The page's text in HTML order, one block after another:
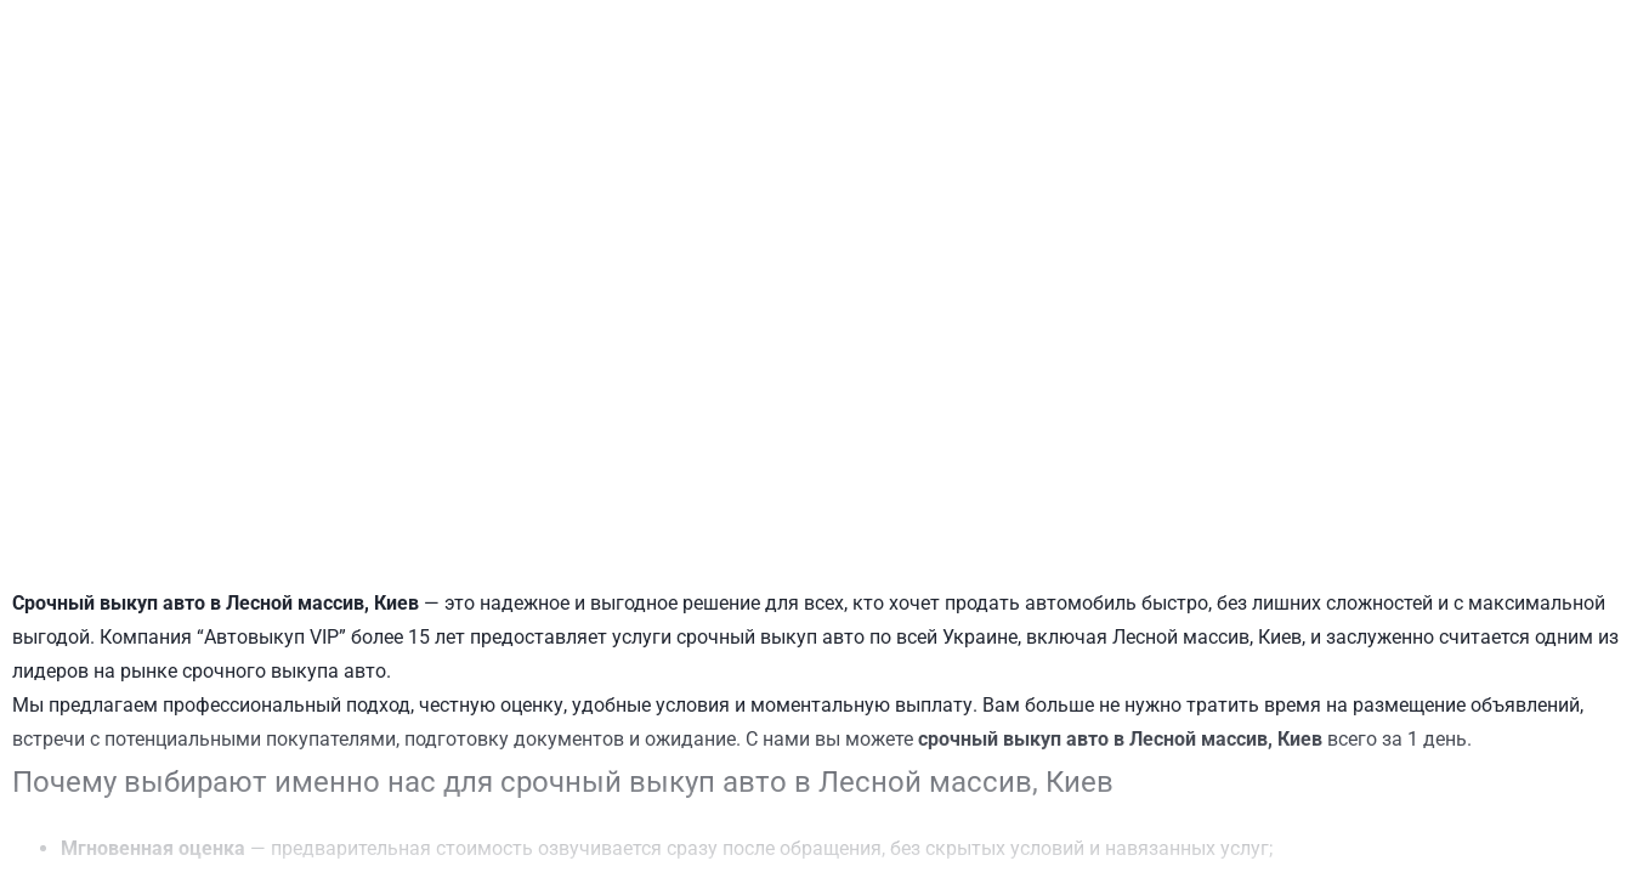
Срочный выкуп авто в Лесной массив, Киев — это надежное и выгодное решение для всех, кто хочет продать автомобиль быстро, без лишних сложностей и с максимальной
выгодой. Компания “Автовыкуп VIP” более 15 лет предоставляет услуги срочный выкуп авто по всей Украине, включая Лесной массив, Киев, и заслуженно считается одним из
лидеров на рынке срочного выкупа авто.
Мы предлагаем профессиональный подход, честную оценку, удобные условия и моментальную выплату. Вам больше не нужно тратить время на размещение объявлений,
встречи с потенциальными покупателями, подготовку документов и ожидание. С нами вы можете срочный выкуп авто в Лесной массив, Киев всего за 1 день.
Почему выбирают именно нас для срочный выкуп авто в Лесной массив, Киев
Мгновенная оценка — предварительная стоимость озвучивается сразу после обращения, без скрытых условий и навязанных услуг;